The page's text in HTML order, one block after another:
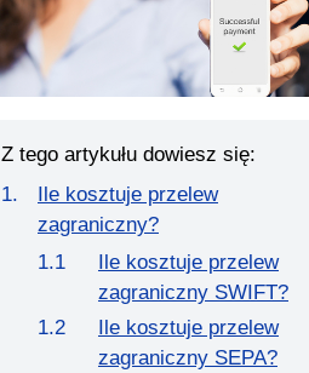
Z tego artykułu dowiesz się:
Ile kosztuje przelew
zagraniczny?
Ile kosztuje przelew
zagraniczny SWIFT?
Ile kosztuje przelew
zagraniczny SEPA?